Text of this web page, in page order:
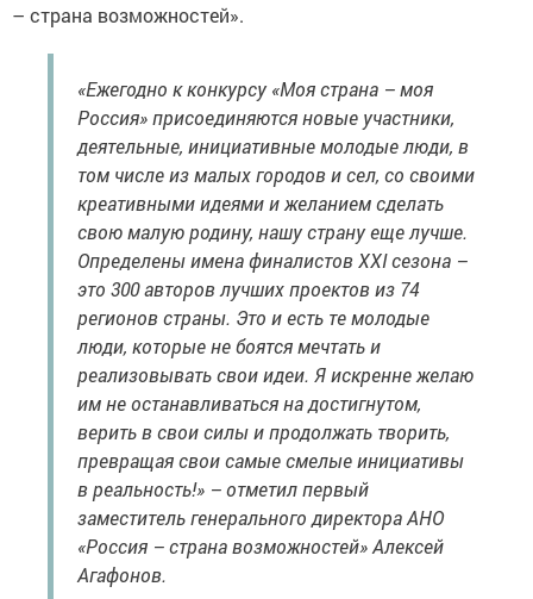
– страна возможностей».
«Ежегодно к конкурсу «Моя страна – моя
Россия» присоединяются новые участники,
деятельные, инициативные молодые люди, в
том числе из малых городов и сел, со своими
креативными идеями и желанием сделать
свою малую родину, нашу страну еще лучше.
Определены имена финалистов XXI сезона –
это 300 авторов лучших проектов из 74
регионов страны. Это и есть те молодые
люди, которые не боятся мечтать и
реализовывать свои идеи. Я искренне желаю
им не останавливаться на достигнутом,
верить в свои силы и продолжать творить,
превращая свои самые смелые инициативы
в реальность!» – отметил первый
заместитель генерального директора АНО
«Россия – страна возможностей» Алексей
Агафонов.